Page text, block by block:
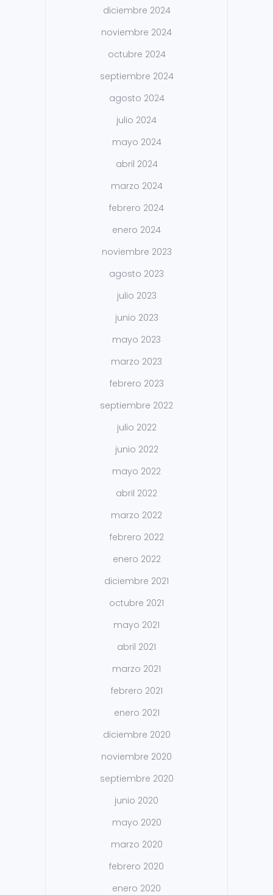
diciembre 2024
noviembre 2024
octubre 2024
septiembre 2024
agosto 2024
julio 2024
mayo 2024
abril 2024
marzo 2024
febrero 2024
enero 2024
noviembre 2023
agosto 2023
julio 2023
junio 2023
mayo 2023
marzo 2023
febrero 2023
septiembre 2022
julio 2022
junio 2022
mayo 2022
abril 2022
marzo 2022
febrero 2022
enero 2022
diciembre 2021
octubre 2021
mayo 2021
abril 2021
marzo 2021
febrero 2021
enero 2021
diciembre 2020
noviembre 2020
septiembre 2020
junio 2020
mayo 2020
marzo 2020
febrero 2020
enero 2020